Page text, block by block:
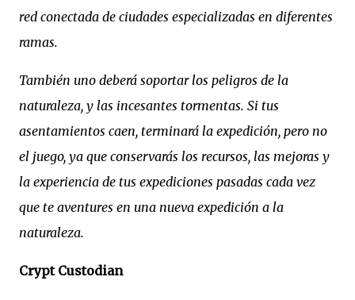
red conectada de ciudades especializadas en diferentes
ramas.
También uno deberá soportar los peligros de la
naturaleza, y las incesantes tormentas. Si tus
asentamientos caen, terminará la expedición, pero no
el juego, ya que conservarás los recursos, las mejoras y
la experiencia de tus expediciones pasadas cada vez
que te aventures en una nueva expedición a la
naturaleza.
Crypt Custodian